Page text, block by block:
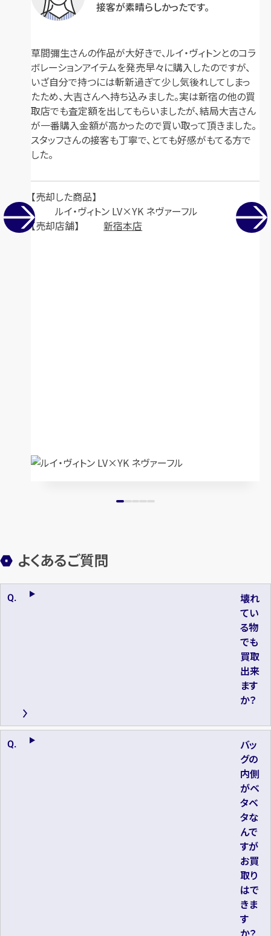
接客が素晴らしかったです。
草間彌生さんの作品が大好きで、ルイ・ヴィトンとのコラ
ボレーションアイテムを発売早々に購入したのですが、
いざ自分で持つには斬新過ぎて少し気後れしてしまっ
たため、大吉さんへ持ち込みました。実は新宿の他の買
取店でも査定額を出してもらいましたが、結局大吉さん
が一番購入金額が高かったので買い取って頂きました。
スタッフさんの接客も丁寧で、とても好感がもてる方で
した。
売却した商品
ルイ・ヴィトン LV×YK ネヴァーフル
売却店舗
新宿本店
よくあるご質問
壊れ
てい
る物
でも
買取
出来
ます
か？
バッ
グの
内側
がベ
タベ
タな
んで
すが
お買
取り
はで
きま
す
か？